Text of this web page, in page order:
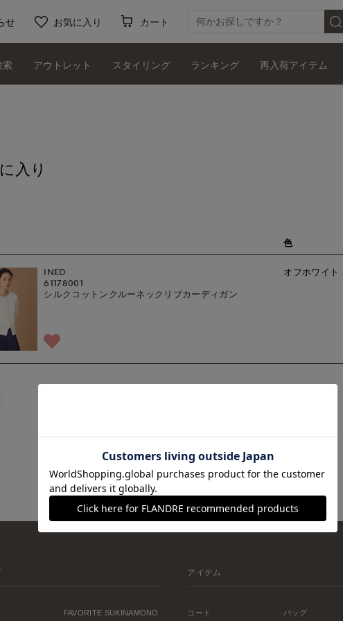
せ お気に入り カート
索 アウトレット スタイリング ランキング 再入荷アイテム
入り
色
INED
61178001
シルクコットンクルーネックリブカーディガン
オフホワイト
FAVORITE SUKINAMONO
アイテム
コート バッグ